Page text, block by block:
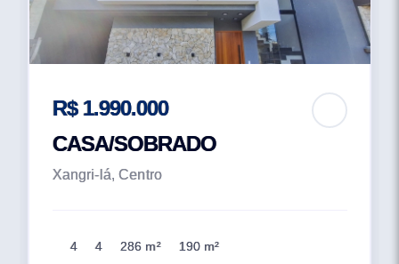
R$ 1.990.000
CASA/SOBRADO
Xangri-lá, Centro
4 4 286 m² 190 m²